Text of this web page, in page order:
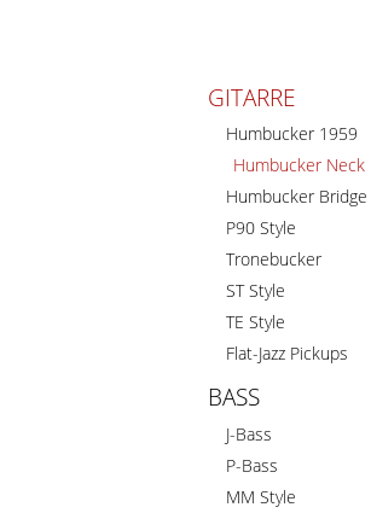
GITARRE
Humbucker 1959
Humbucker Neck
Humbucker Bridge
P90 Style
Tronebucker
ST Style
TE Style
Flat-Jazz Pickups
BASS
J-Bass
P-Bass
MM Style